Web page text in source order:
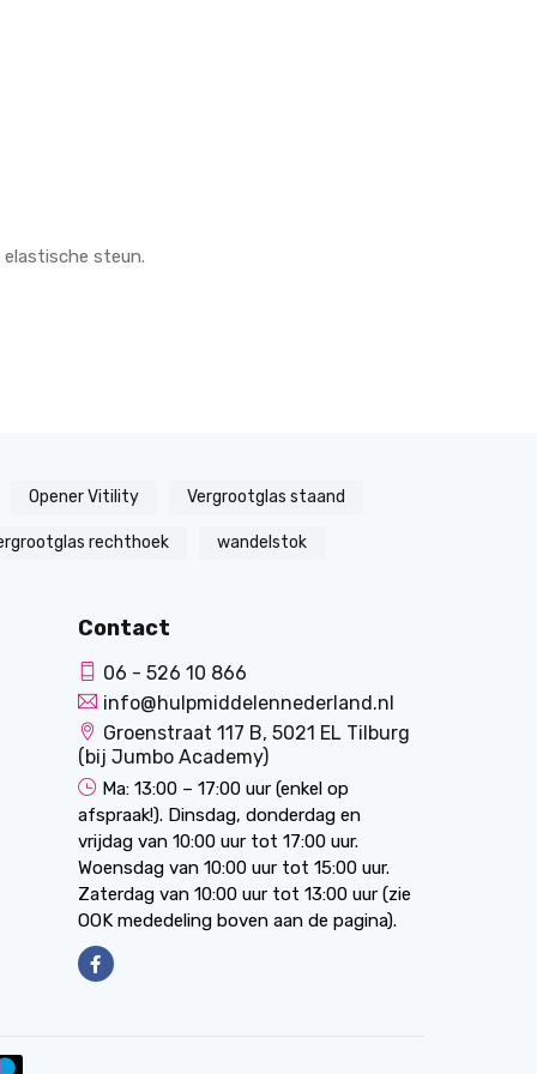
steun.
Opener Vitility Vergrootglas staand
rechthoek wandelstok
Contact
06 - 526 10 866
info@hulpmiddelennederland.nl
Groenstraat 117 B, 5021 EL Tilburg
(bij Jumbo Academy)
Ma: 13:00 – 17:00 uur (enkel op
afspraak!). Dinsdag, donderdag en
vrijdag van 10:00 uur tot 17:00 uur.
Woensdag van 10:00 uur tot 15:00 uur.
Zaterdag van 10:00 uur tot 13:00 uur (zie
OOK mededeling boven aan de pagina).